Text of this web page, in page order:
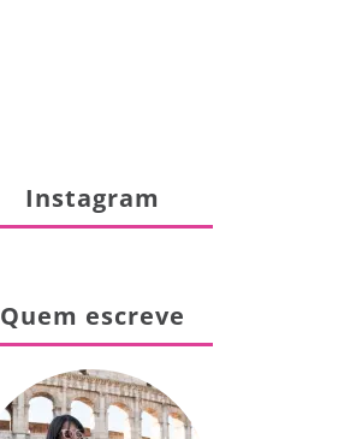
Instagram
Quem escreve